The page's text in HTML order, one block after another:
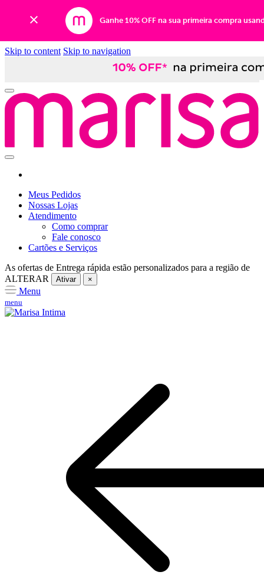
Ganhe 10% OFF na sua primeira compra
Skip to content Skip to navigation
Meus Pedidos
Nossas Lojas
Atendimento
Como comprar
Fale conosco
Cartões e Serviços
As ofertas de Entrega rápida estão personalizados para a região de
ALTERAR
Ativar ×
Menu
menu